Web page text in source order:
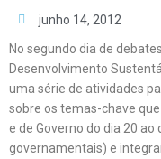
junho 14, 2012
No segundo dia de
Desenvolvimento
uma série de atividades
sobre os temas-chave
e de Governo do dia 20 ao
governamentais) e